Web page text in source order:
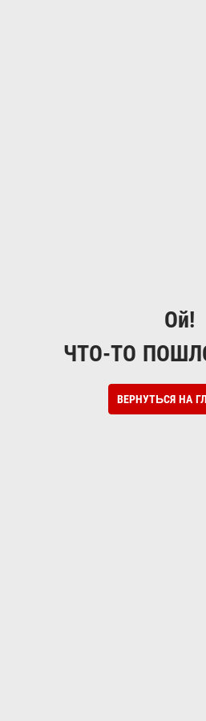
Ой!
ЧТО-ТО
ВЕРНУТЬСЯ НА